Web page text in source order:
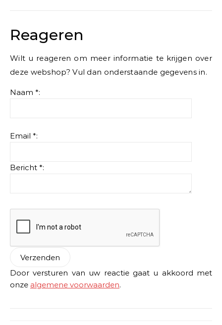
Reageren
Wilt u reageren om meer informatie te krijgen over
deze webshop? Vul dan onderstaande gegevens in.
Naam *:
Email *:
Bericht *:
Door versturen van uw reactie gaat u akkoord met
onze algemene voorwaarden.